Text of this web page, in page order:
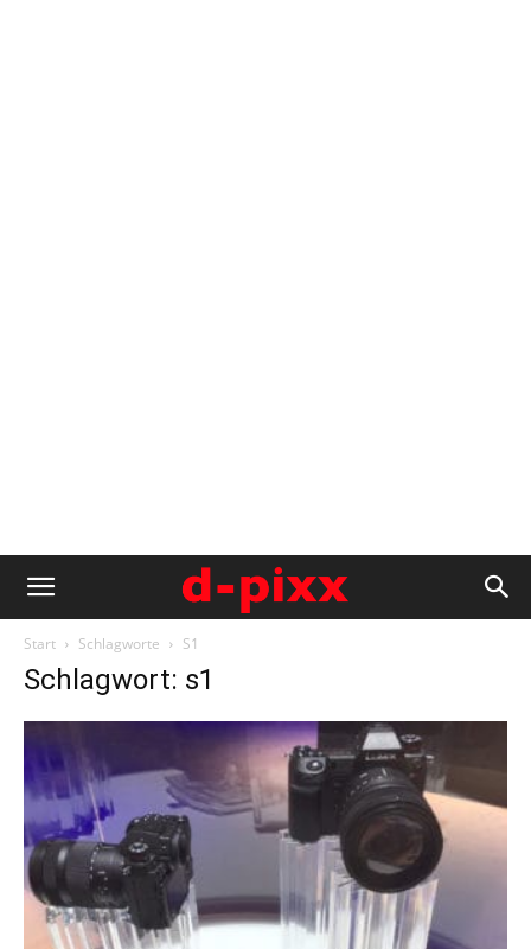
Start Schlagworte S1
Schlagwort: s1